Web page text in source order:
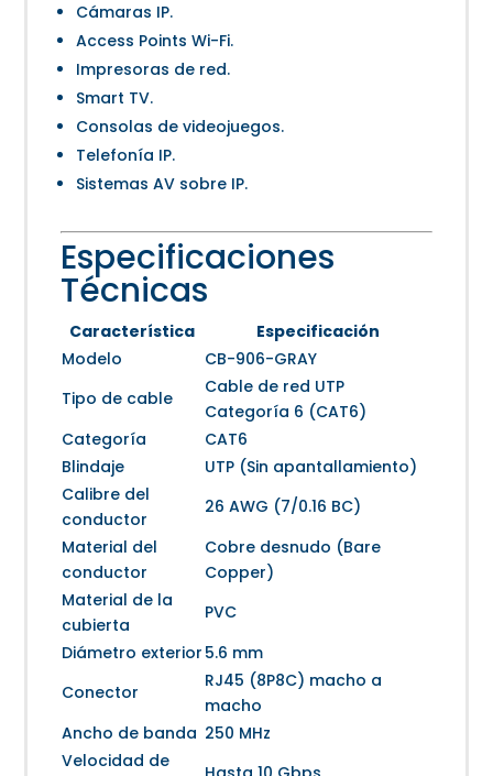
Cámaras IP.
Access Points Wi-Fi.
Impresoras de red.
Smart TV.
Consolas de videojuegos.
Telefonía IP.
Sistemas AV sobre IP.
Especificaciones
Técnicas
Característica
Especificación
Modelo
CB-906-GRAY
Tipo de cable
Cable de red UTP
Categoría 6 (CAT6)
Categoría
CAT6
Blindaje
UTP (Sin apantallamiento)
Calibre del
conductor
26 AWG (7/0.16 BC)
Material del
conductor
Cobre desnudo (Bare
Copper)
Material de la
cubierta
PVC
Diámetro exterior 5.6 mm
Conector
RJ45 (8P8C) macho a
macho
Ancho de banda 250 MHz
Velocidad de